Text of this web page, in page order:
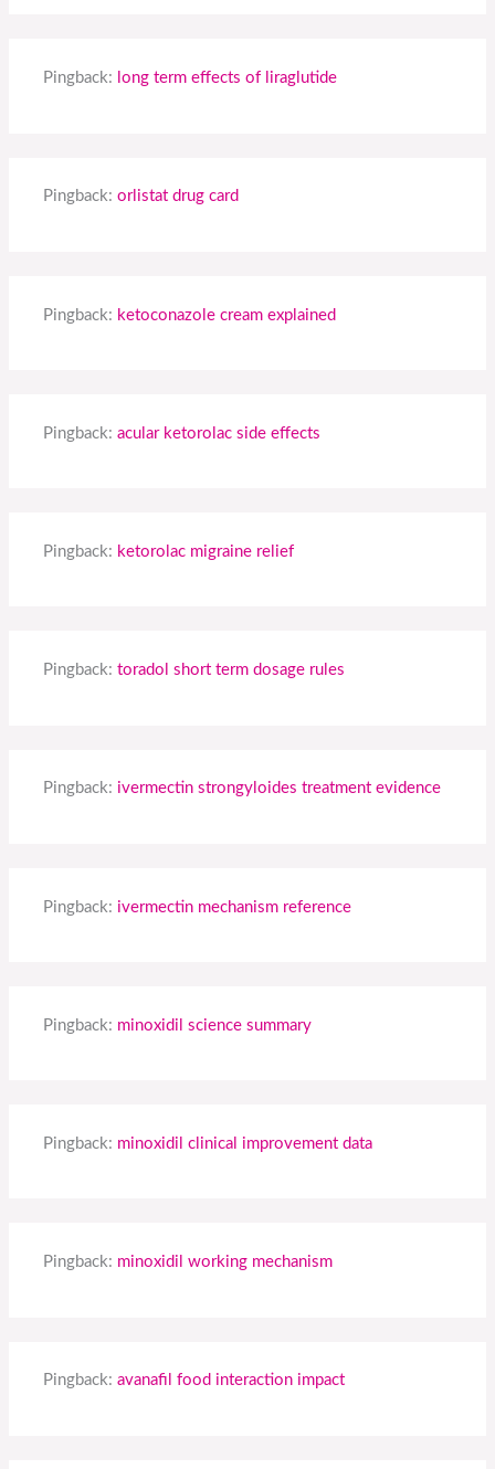
Pingback: long term effects of liraglutide
Pingback:orlistat drug card
Pingback: ketoconazole cream explained
Pingback:acular ketorolac side effects
Pingback: ketorolac migraine relief
Pingback:toradol short term dosage rules
Pingback: ivermectin strongyloides treatment evidence
Pingback: ivermectin mechanism reference
Pingback: minoxidil science summary
Pingback: minoxidil clinical improvement data
Pingback: minoxidil working mechanism
Pingback:avanafil food interaction impact